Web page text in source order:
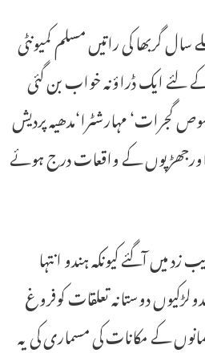
گربھا کی راتیں مسلم کمیونٹی
ایک ڈراؤنہ خواب بن گئی
گجرات‘ مہارشٹرا‘مدھیہ پردیش
کے واقعات درج ہوئے
میں آگئے کیونکہ ہندو انتہا
دوستانہ تعلقات کوفروغ
کے مکانات کی مسماری کی یہ